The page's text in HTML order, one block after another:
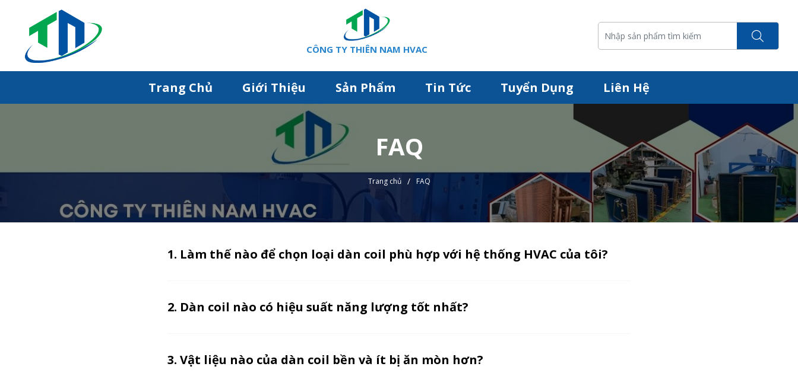
CÔNG TY THIÊN NAM HVAC
Trang Chủ Giới Thiệu Sản Phẩm Tin Tức Tuyển Dụng Liên Hệ
FAQ
Trang chủ / FAQ
1. Làm thế nào để chọn loại dàn coil phù hợp với hệ thống HVAC của tôi?
2. Dàn coil nào có hiệu suất năng lượng tốt nhất?
3. Vật liệu nào của dàn coil bền và ít bị ăn mòn hơn?